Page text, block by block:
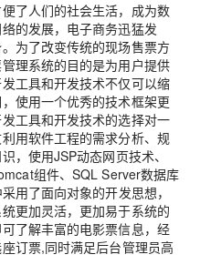
了人们的社会生活，成为数
的发展，电子商务迅猛发
为了改变传统的现场售票方
理系统的目的是为用户提供
工具和开发技术不仅可以缩
使用一个优秀的技术框架更
工具和开发技术的选择对一
用软件工程的需求分析、规
，使用JSP动态网页技术、
组件、SQL Server数据库
用了面向对象的开发思想，
更加灵活，更加易于系统的
了解丰富的电影票信息，经
订票,同时满足后台管理员高